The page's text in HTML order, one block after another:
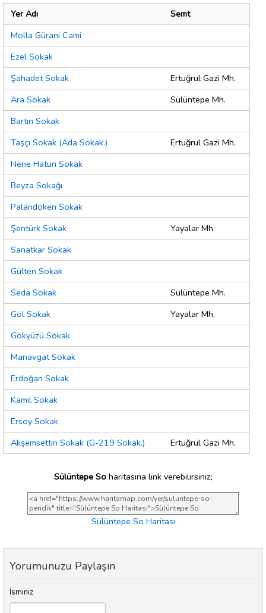
Yer Adı
Semt
Molla Gürani Cami
Ezel Sokak
Şahadet Sokak
Ertuğrul Gazi Mh.
Ara Sokak
Sülüntepe Mh.
Bartın Sokak
Taşçı Sokak (Ada Sokak.)
Ertuğrul Gazi Mh.
Nene Hatun Sokak
Beyza Sokağı
Palandöken Sokak
Şentürk Sokak
Yayalar Mh.
Sanatkar Sokak
Gülten Sokak
Seda Sokak
Sülüntepe Mh.
Göl Sokak
Yayalar Mh.
Gökyüzü Sokak
Manavgat Sokak
Erdoğan Sokak
Kamil Sokak
Ersoy Sokak
Akşemsettin Sokak (G-219 Sokak.)
Ertuğrul Gazi Mh.
Sülüntepe Soharitasına link verebilirsiniz;
Sülüntepe So Haritası
Yorumunuzu Paylaşın
İsminiz